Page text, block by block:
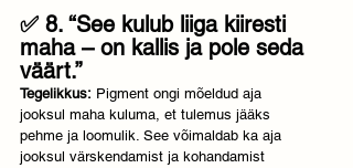
✅ 8. “See kulub liiga kiiresti
maha – on kallis ja pole seda
väärt.”
Tegelikkus: Pigment ongi mõeldud aja
jooksul maha kuluma, et tulemus jääks
pehme ja loomulik. See võimaldab ka aja
jooksul värskendamist ja kohandamist